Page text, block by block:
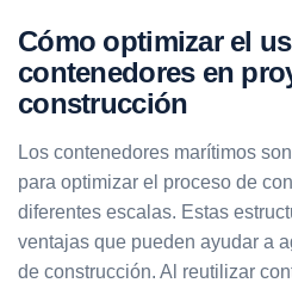
Cómo optimizar el
contenedores en
construcción
Los contenedores marítimos
para optimizar el proceso de
diferentes escalas. Estas
ventajas que pueden ayudar a
de construcción. Al reutilizar